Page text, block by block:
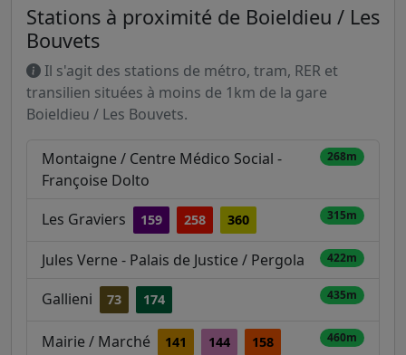
Stations à proximité de Boieldieu / Les
Bouvets
Il s'agit des stations de métro, tram, RER et
transilien situées à moins de 1km de la gare
Boieldieu / Les Bouvets.
Montaigne / Centre Médico Social -
Françoise Dolto
268m
Les Graviers 159 258 360 315m
Jules Verne - Palais de Justice / Pergola 422m
Gallieni 73 174 435m
Mairie / Marché 141 144 158 460m